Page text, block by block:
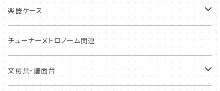
ユーフォニアム
チューバ
ユーフォニアム
チューバ
マウスピースケース
サックスリード
オイル・グリス
管楽器お手入れ用品
トレーニング
ケース
本体ケース
弓ケース
スタンド
弓
ドラムヘッド
打楽器お手入れ用品
電子ピアノ
電子ドラム
ウィンドシンセサイザー
ケース
楽器ケース
ハードケース
ソフトケース
チューナーメトロノーム関連
文房具・譜面台